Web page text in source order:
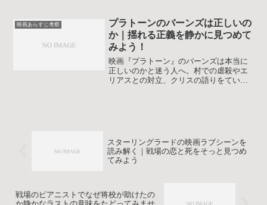
を丁寧に解説し、騒がれた「爆死」の実
像を落ち着いて捉え直せます。
映画あらすじ考察
プラトーンのバーンズは正しいの
か｜揺れる正義を静かに見つめて
みよう！
映画『プラトーン』のバーンズは本当に
正しいのかと迷う人へ。村での虐殺やエ
リアスとの対立、クリスの語りをていね
スターリングラードの映画ラブシーンを
読み解く｜戦場の恋と死をそっと見つめ
てみよう
戦場のピアニストでなぜ将校が助けたの